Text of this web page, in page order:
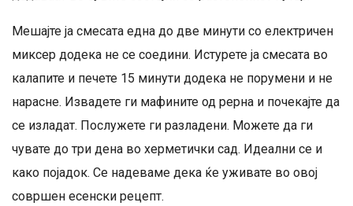
Мешајте ја смесата една до две минути со електричен
миксер додека не се соедини. Истурете ја смесата во
калапите и печете 15 минути додека не порумени и не
нарасне. Извадете ги мафините од рерна и почекајте да
се изладат. Послужете ги разладени. Можете да ги
чувате до три дена во херметички сад. Идеални се и
како појадок. Се надеваме дека ќе уживате во овој
совршен есенски рецепт.